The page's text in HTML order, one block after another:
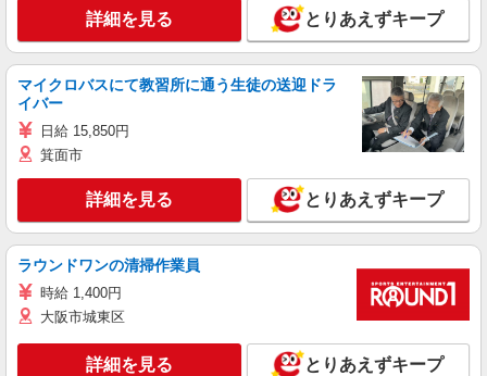
詳細を見る とりあえずキープ
マイクロバスにて教習所に通う生徒の送迎ドラ
イバー
日給 15,850円
箕面市
詳細を見る とりあえずキープ
ラウンドワンの清掃作業員
時給 1,400円
大阪市城東区
詳細を見る とりあえずキープ